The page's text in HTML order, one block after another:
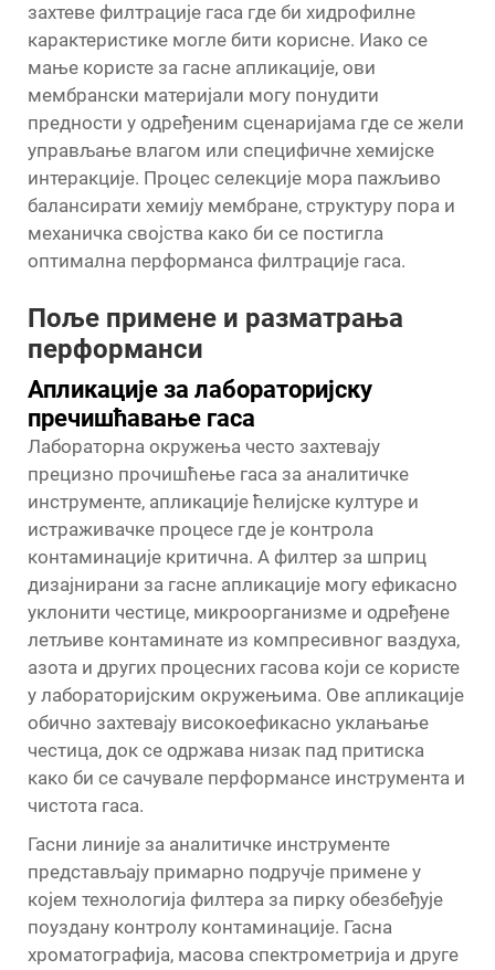
захтеве филтрације гаса где би хидрофилне
карактеристике могле бити корисне. Иако се
мање користе за гасне апликације, ови
мембрански материјали могу понудити
предности у одређеним сценаријама где се жели
управљање влагом или специфичне хемијске
интеракције. Процес селекције мора пажљиво
балансирати хемију мембране, структуру пора и
механичка својства како би се постигла
оптимална перформанса филтрације гаса.
Поље примене и разматрања
перформанси
Апликације за лабораторијску
пречишћавање гаса
Лабораторна окружења често захтевају
прецизно прочишћење гаса за аналитичке
инструменте, апликације ћелијске културе и
истраживачке процесе где је контрола
контаминације критична. А филтер за шприц
дизајнирани за гасне апликације могу ефикасно
уклонити честице, микроорганизме и одређене
летљиве контаминате из компресивног ваздуха,
азота и других процесних гасова који се користе
у лабораторијским окружењима. Ове апликације
обично захтевају високоефикасно уклањање
честица, док се одржава низак пад притиска
како би се сачувале перформансе инструмента и
чистота гаса.
Гасни линије за аналитичке инструменте
представљају примарно подручје примене у
којем технологија филтера за пирку обезбеђује
поуздану контролу контаминације. Гасна
хроматографија, масова спектрометрија и друге